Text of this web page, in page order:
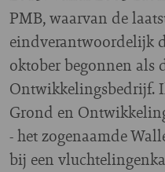
PMB, waarvan de
eindverantwoordelijk
oktober begonnen als
Ontwikkelingsbedrijf.
Grond en
- het zogenaamde
bij een